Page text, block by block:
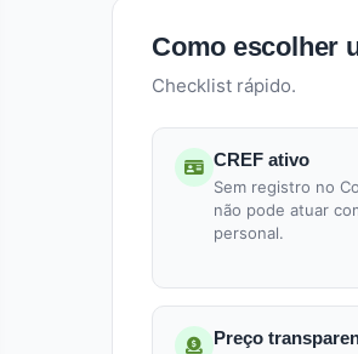
Como escolher
Checklist rápido.
CREF ativo
Sem registro no
não pode atuar
personal.
Preço